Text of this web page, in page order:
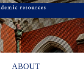
ABOUT